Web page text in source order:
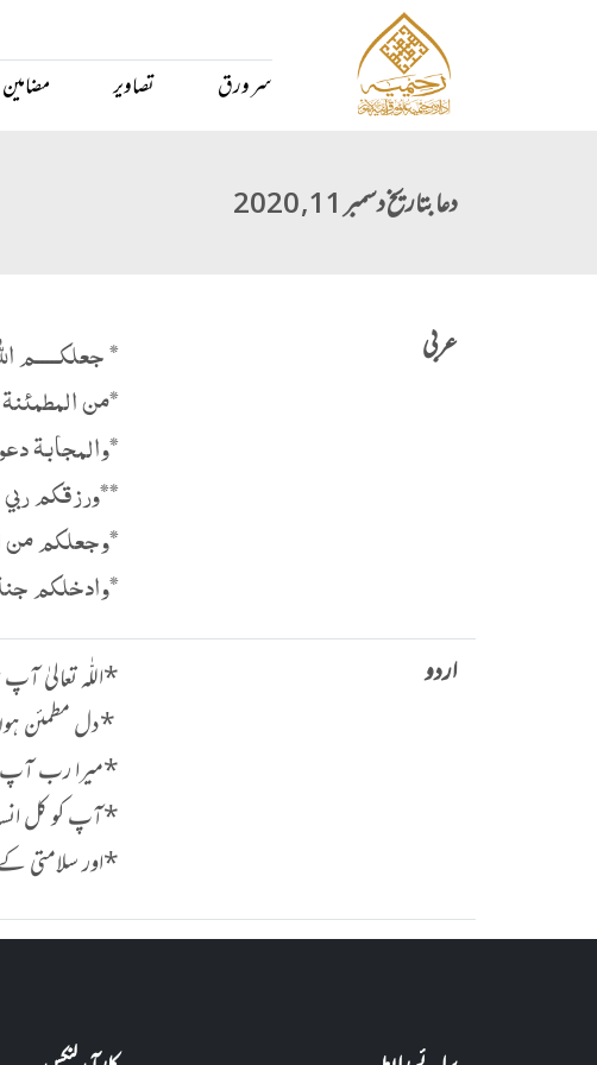
سر ورق تصاویر مضامین
دعا بتاریخ دسمبر 11, 2020
عربی
*‏ جعلكـــــم
*من
*والمجابة
**ورزقكم
*وجعلكم من
*وادخلكم
اردو
*اللّٰہ تعالیٰ
*دل مطمئن
*میرا رب آپ
*آپ کو کل
*اور سلامتی